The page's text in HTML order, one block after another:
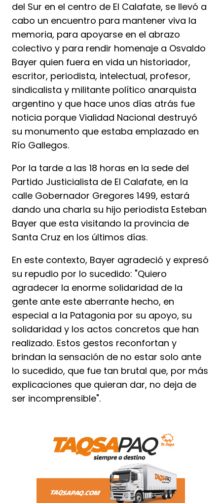
del Sur en el centro de El Calafate, se llevó a
cabo un encuentro para mantener viva la
memoria, para apoyarse en el abrazo
colectivo y para rendir homenaje a Osvaldo
Bayer quien fuera en vida un historiador,
escritor, periodista, intelectual, profesor,
sindicalista y militante político anarquista
argentino y que hace unos días atrás fue
noticia porque Vialidad Nacional destruyó
su monumento que estaba emplazado en
Río Gallegos.
Por la tarde a las 18 horas en la sede del
Partido Justicialista de El Calafate, en la
calle Gobernador Gregores 1499, estará
dando una charla su hijo periodista Esteban
Bayer que esta visitando la provincia de
Santa Cruz en los últimos días.
En este contexto, Bayer agradeció y expresó
su repudio por lo sucedido: "Quiero
agradecer la enorme solidaridad de la
gente ante este aberrante hecho, en
especial a la Patagonia por su apoyo, su
solidaridad y los actos concretos que han
realizado. Estos gestos reconfortan y
brindan la sensación de no estar solo ante
lo sucedido, que fue tan brutal que, por más
explicaciones que quieran dar, no deja de
ser incomprensible".